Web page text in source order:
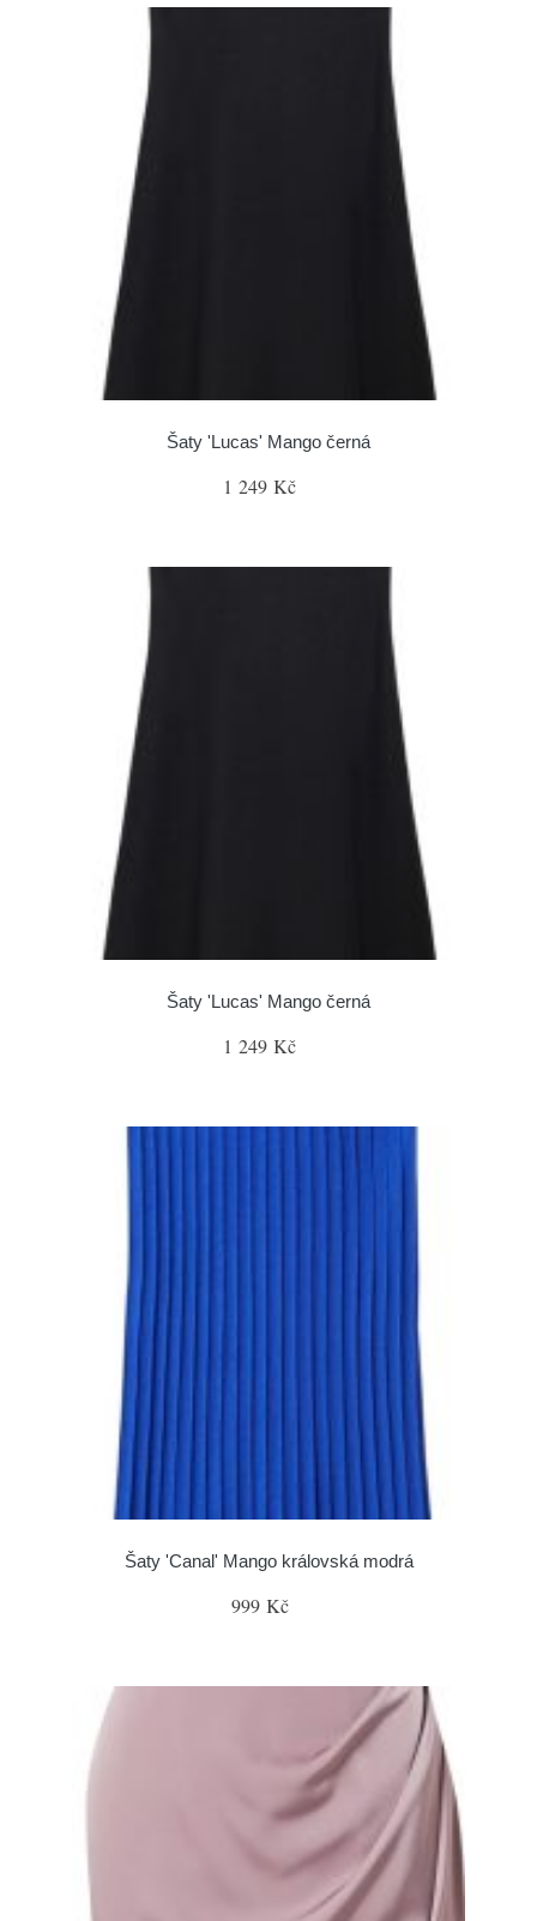
Šaty 'Lucas' Mango černá
1 249 Kč
Šaty 'Lucas' Mango černá
1 249 Kč
Šaty 'Canal' Mango královská modrá
999 Kč